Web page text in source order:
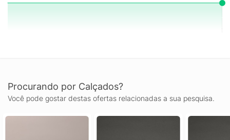
Procurando por Calçados?
Você pode gostar destas ofertas relacionadas a sua pesquisa.